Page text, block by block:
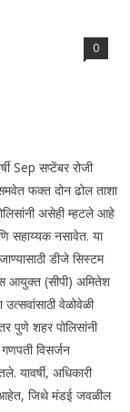
0
Sep सप्टेंबर रोजी
फक्त दोन ढोल ताशा
असेही म्हटले आहे
सहाय्यक नसावेत. या
डीजे सिस्टम
आयुक्त (सीपी) अमितेश
उत्सवांसाठी वेळोवेळी
पुणे शहर पोलिसांनी
विसर्जन
यावर्षी, अधिकारी
जिथे मंडई जवळील